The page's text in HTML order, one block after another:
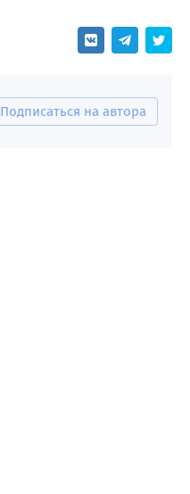
Подписаться на автора